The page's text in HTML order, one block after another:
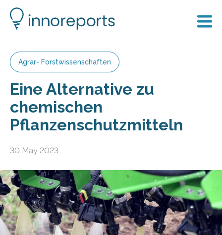
Agrar- Forstwissenschaften
Eine Alternative zu
chemischen
Pflanzenschutzmitteln
30 May 2023